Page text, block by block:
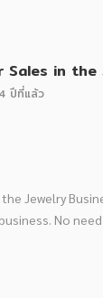
in the
4 ปีที่แล้ว
Jewelry
No